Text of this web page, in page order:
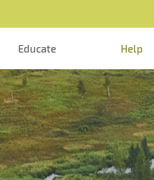
Educate Help